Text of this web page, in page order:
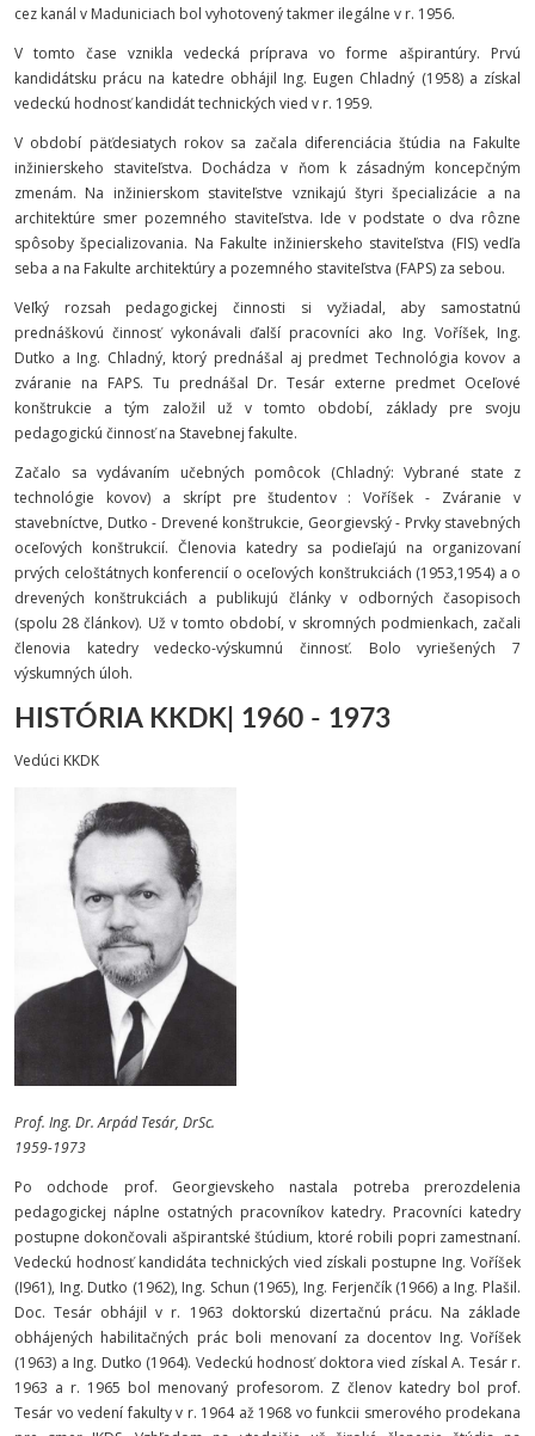
cez kanál v Maduniciach bol vyhotovený takmer ilegálne v r. 1956.
V tomto čase vznikla vedecká príprava vo forme ašpirantúry. Prvú
kandidátsku prácu na katedre obhájil Ing. Eugen Chladný (1958) a získal
vedeckú hodnosť kandidát technických vied v r. 1959.
V období päťdesiatych rokov sa začala diferenciácia štúdia na Fakulte
inžinierskeho staviteľstva. Dochádza v ňom k zásadným koncepčným
zmenám. Na inžinierskom staviteľstve vznikajú štyri špecializácie a na
architektúre smer pozemného staviteľstva. Ide v podstate o dva rôzne
spôsoby špecializovania. Na Fakulte inžinierskeho staviteľstva (FIS) vedľa
seba a na Fakulte architektúry a pozemného staviteľstva (FAPS) za sebou.
Veľký rozsah pedagogickej činnosti si vyžiadal, aby samostatnú
prednáškovú činnosť vykonávali ďalší pracovníci ako Ing. Voříšek, Ing.
Dutko a Ing. Chladný, ktorý prednášal aj predmet Technológia kovov a
zváranie na FAPS. Tu prednášal Dr. Tesár externe predmet Oceľové
konštrukcie a tým založil už v tomto období, základy pre svoju
pedagogickú činnosť na Stavebnej fakulte.
Začalo sa vydávaním učebných pomôcok (Chladný: Vybrané state z
technológie kovov) a skrípt pre študentov : Voříšek - Zváranie v
stavebníctve, Dutko - Drevené konštrukcie, Georgievský - Prvky stavebných
oceľových konštrukcií. Členovia katedry sa podieľajú na organizovaní
prvých celoštátnych konferencií o oceľových konštrukciách (1953,1954) a o
drevených konštrukciách a publikujú články v odborných časopisoch
(spolu 28 článkov). Už v tomto období, v skromných podmienkach, začali
členovia katedry vedecko-výskumnú činnosť. Bolo vyriešených 7
výskumných úloh.
HISTÓRIA KKDK| 1960 - 1973
Vedúci KKDK
Prof. Ing. Dr. Arpád Tesár, DrSc.
1959-1973
Po odchode prof. Georgievskeho nastala potreba prerozdelenia
pedagogickej náplne ostatných pracovníkov katedry. Pracovníci katedry
postupne dokončovali ašpirantské štúdium, ktoré robili popri zamestnaní.
Vedeckú hodnosť kandidáta technických vied získali postupne Ing. Voříšek
(I961), Ing. Dutko (1962), Ing. Schun (1965), Ing. Ferjenčík (1966) a Ing. Plašil.
Doc. Tesár obhájil v r. 1963 doktorskú dizertačnú prácu. Na základe
obhájených habilitačných prác boli menovaní za docentov Ing. Voříšek
(1963) a Ing. Dutko (1964). Vedeckú hodnosť doktora vied získal A. Tesár r.
1963 a r. 1965 bol menovaný profesorom. Z členov katedry bol prof.
Tesár vo vedení fakulty v r. 1964 až 1968 vo funkcii smerového prodekana